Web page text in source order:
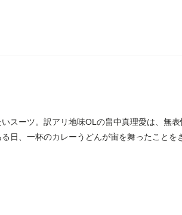
スーツ。訳アリ地味OLの畠中真理愛は、無
日、一杯のカレーうどんが宙を舞ったことを